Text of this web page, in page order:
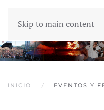
Skip to main content
INICIO EVENTOS Y